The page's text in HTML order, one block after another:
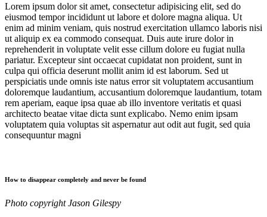
Lorem ipsum dolor sit amet, consectetur adipisicing elit, sed do
eiusmod tempor incididunt ut labore et dolore magna aliqua. Ut
enim ad minim veniam, quis nostrud exercitation ullamco laboris nisi
ut aliquip ex ea commodo consequat. Duis aute irure dolor in
reprehenderit in voluptate velit esse cillum dolore eu fugiat nulla
pariatur. Excepteur sint occaecat cupidatat non proident, sunt in
culpa qui officia deserunt mollit anim id est laborum. Sed ut
perspiciatis unde omnis iste natus error sit voluptatem accusantium
doloremque laudantium, accusantium doloremque laudantium, totam
rem aperiam, eaque ipsa quae ab illo inventore veritatis et quasi
architecto beatae vitae dicta sunt explicabo. Nemo enim ipsam
voluptatem quia voluptas sit aspernatur aut odit aut fugit, sed quia
consequuntur magni
How to disappear completely and never be found
Photo copyright Jason Gilespy